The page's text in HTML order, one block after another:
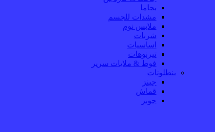
بجاما
مشدات للجسم
ملابس نوم
شربات
اساسيات
تيرنوهات
فوط & ملايات سرير
بنطلونات
جينز
قماش
جوبر